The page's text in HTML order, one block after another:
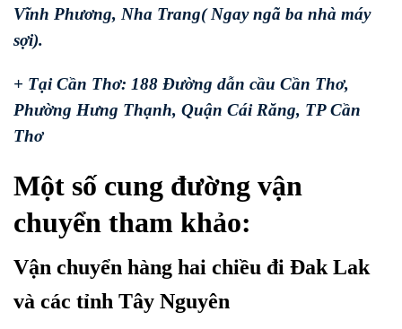
Vĩnh Phương, Nha Trang( Ngay ngã ba nhà máy
sợi).
+ Tại Cần Thơ: 188 Đường dẫn cầu Cần Thơ,
Phường Hưng Thạnh, Quận Cái Răng, TP Cần
Thơ
Một số cung đường vận
chuyển tham khảo:
Vận chuyển hàng hai chiều đi Đak Lak
và các tỉnh Tây Nguyên